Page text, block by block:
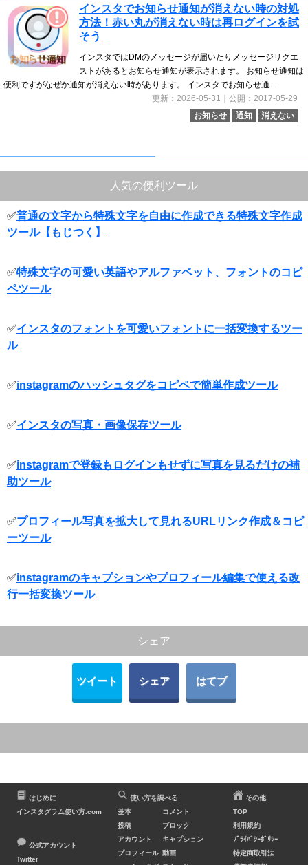
インスタでお知らせ通知が消えない時の対処
方法！赤い丸が消えない時は再ログインを試
そう
インスタではDMのメッセージが届いたりメッセージリクエ
ストがあるとお知らせ通知が表示されます。 お知らせ通知は
便利ですがなぜか通知が消えない時があります。 インスタでお知らせ通...
更新：2026-05-31｜公開：2017-05-29
お知らせ
通知 消えない
人気の便利ツール
✅普通の文字から特殊文字を自由に作成できる特殊文字作成
ツール【もじつく】
✅特殊文字の可愛い英語やアルファベット、フォントのコピ
ペツール
✅インスタのフォントを可愛いフォントに一括変換するツー
ル
✅instagramのハッシュタグをコピペで簡単作成ツール
✅インスタの写真・画像保存ツール
✅instagramで登録もログインもせずに写真を見るだけの補
助ツール
✅プロフィール写真を拡大して見れるURLリンク作成＆コピ
ーツール
✅instagramのキャプションやプロフィール編集で使える改
行一括変換ツール
シェア
ツイート シェア はてブ
はじめに
インスタグラム使い方.com
公式アカウント
Twitter
使い方を調べる
基本
投稿
アカウント
プロフィール
コメント
ブロック
キャプション
動画
その他
TOP
利用規約
ﾌﾟﾗｲﾊﾞｼｰﾎﾟﾘｼｰ
特定商取引法